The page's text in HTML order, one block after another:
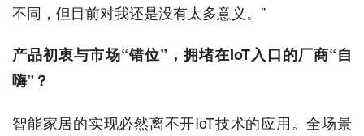
不同，但目前对我还是没有太多意义。”
产品初衷与市场“错位”，拥堵在IoT入口的厂商“自
嗨”？
智能家居的实现必然离不开IoT技术的应用。全场景